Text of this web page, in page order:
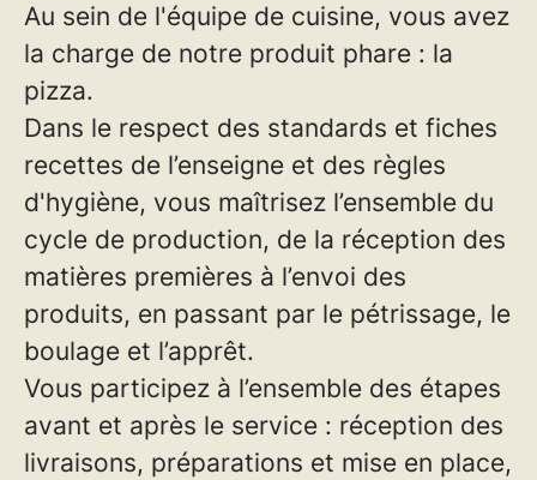
Au sein de l'équipe de cuisine, vous avez
la charge de notre produit phare : la
pizza.
Dans le respect des standards et fiches
recettes de l’enseigne et des règles
d'hygiène, vous maîtrisez l’ensemble du
cycle de production, de la réception des
matières premières à l’envoi des
produits, en passant par le pétrissage, le
boulage et l’apprêt.
Vous participez à l’ensemble des étapes
avant et après le service : réception des
livraisons, préparations et mise en place,